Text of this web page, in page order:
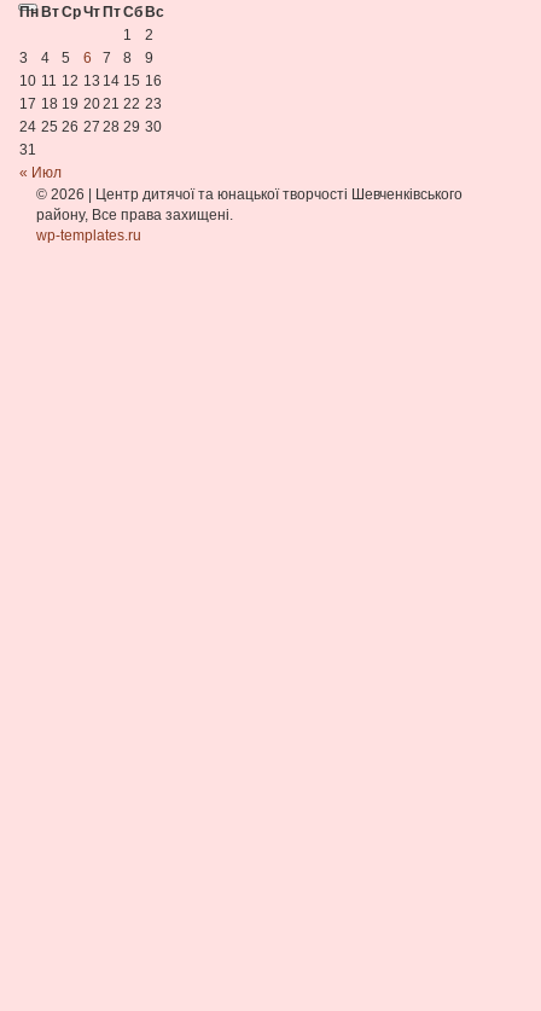
ПнВтСрЧтПтСбВс
« Июл
1
2
3
4 5 6 7 8
9
10 11 12 13 14 15 16
17 18 19 2021 22 23
24 25 26 27 28 29 30
31
© 2026 | Центр дитячої та юнацької творчості Шевченківського
району, Все права захищені.
wp-templates.ru